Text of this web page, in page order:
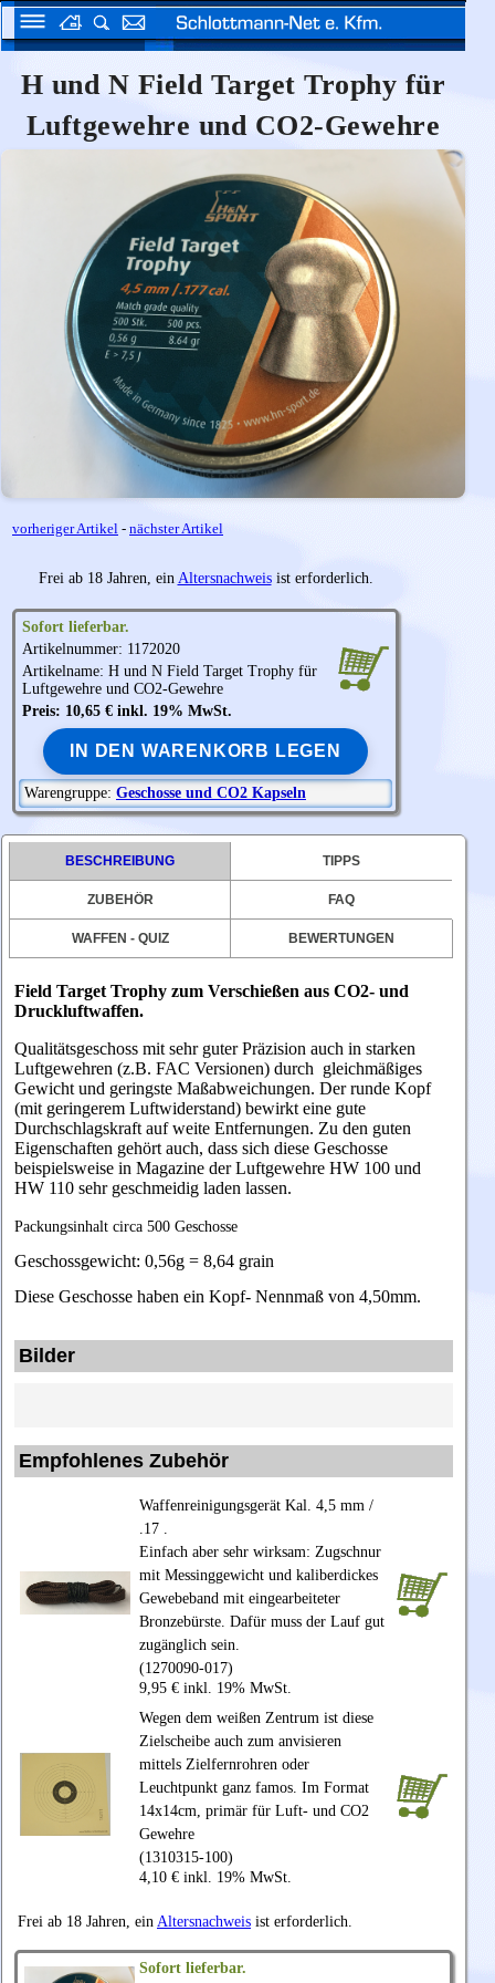
H und N Field Target Trophy für
Luftgewehre und CO2-Gewehre
vorheriger Artikel - nächster Artikel
Frei ab 18 Jahren, ein Altersnachweisist erforderlich.
Sofort lieferbar.
Artikelnummer: 1172020
Artikelname: H und N Field Target Trophy für
Luftgewehre und CO2-Gewehre
Preis: 10,65 € inkl. 19% MwSt.
IN DEN WARENKORB LEGEN
Warengruppe: Geschosse und CO2 Kapseln
BESCHREIBUNG TIPPS
ZUBEHÖR FAQ
WAFFEN - QUIZ BEWERTUNGEN
Field Target Trophy zum Verschießen aus CO2- und
Druckluftwaffen.
Qualitätsgeschoss mit sehr guter Präzision auch in starken
Luftgewehren (z.B. FAC Versionen) durch gleichmäßiges
Gewicht und geringste Maßabweichungen. Der runde Kopf
(mit geringerem Luftwiderstand) bewirkt eine gute
Durchschlagskraft auf weite Entfernungen. Zu den guten
Eigenschaften gehört auch, dass sich diese Geschosse
beispielsweise in Magazine der Luftgewehre HW 100 und
HW 110 sehr geschmeidig laden lassen.
Packungsinhalt circa 500 Geschosse
Geschossgewicht: 0,56g = 8,64 grain
Diese Geschosse haben ein Kopf- Nennmaß von 4,50mm.
Bilder
Empfohlenes Zubehör
Waffenreinigungsgerät Kal. 4,5 mm /
.17 .
Einfach aber sehr wirksam: Zugschnur
mit Messinggewicht und kaliberdickes
Gewebeband mit eingearbeiteter
Bronzebürste. Dafür muss der Lauf gut
zugänglich sein.
(1270090-017)
9,95 € inkl. 19% MwSt.
Wegen dem weißen Zentrum ist diese
Zielscheibe auch zum anvisieren
mittels Zielfernrohren oder
Leuchtpunkt ganz famos. Im Format
14x14cm, primär für Luft- und CO2
Gewehre
(1310315-100)
4,10 € inkl. 19% MwSt.
Frei ab 18 Jahren, ein Altersnachweis ist erforderlich.
Sofort lieferbar.